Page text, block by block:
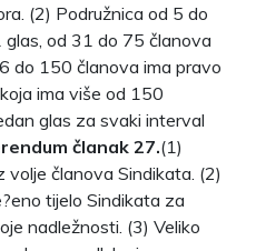
(2) Podružnica od 5 do
od 31 do 75 članova
do 150 članova ima pravo
ima više od 150
glas za svaki interval
članak 27.(1)
volje članova Sindikata. (2)
tijelo Sindikata za
nadležnosti. (3) Veliko